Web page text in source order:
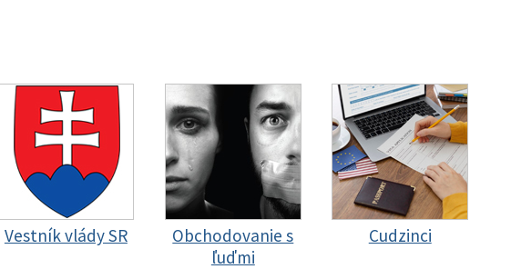
Vestník vlády SR
Obchodovanie s
ľuďmi
Cudzinci